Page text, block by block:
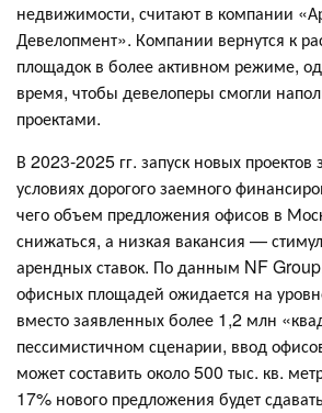
недвижимости, считают в компании
Девелопмент». Компании вернутся к
площадок в более активном режиме,
время, чтобы девелоперы смогли
проектами.
В 2023-2025 гг. запуск новых проектов
условиях дорогого заемного
чего объем предложения офисов в
снижаться, а низкая вакансия —
арендных ставок. По данным NF
офисных площадей ожидается на
вместо заявленных более 1,2 млн
пессимистичном сценарии, ввод
может составить около 500 тыс. кв.
17% нового предложения будет